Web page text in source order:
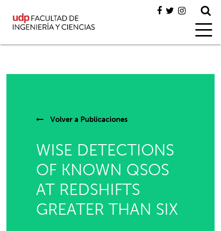
Volver a Publicaciones
WISE DETECTIONS
OF KNOWN QSOS
AT REDSHIFTS
GREATER THAN SIX